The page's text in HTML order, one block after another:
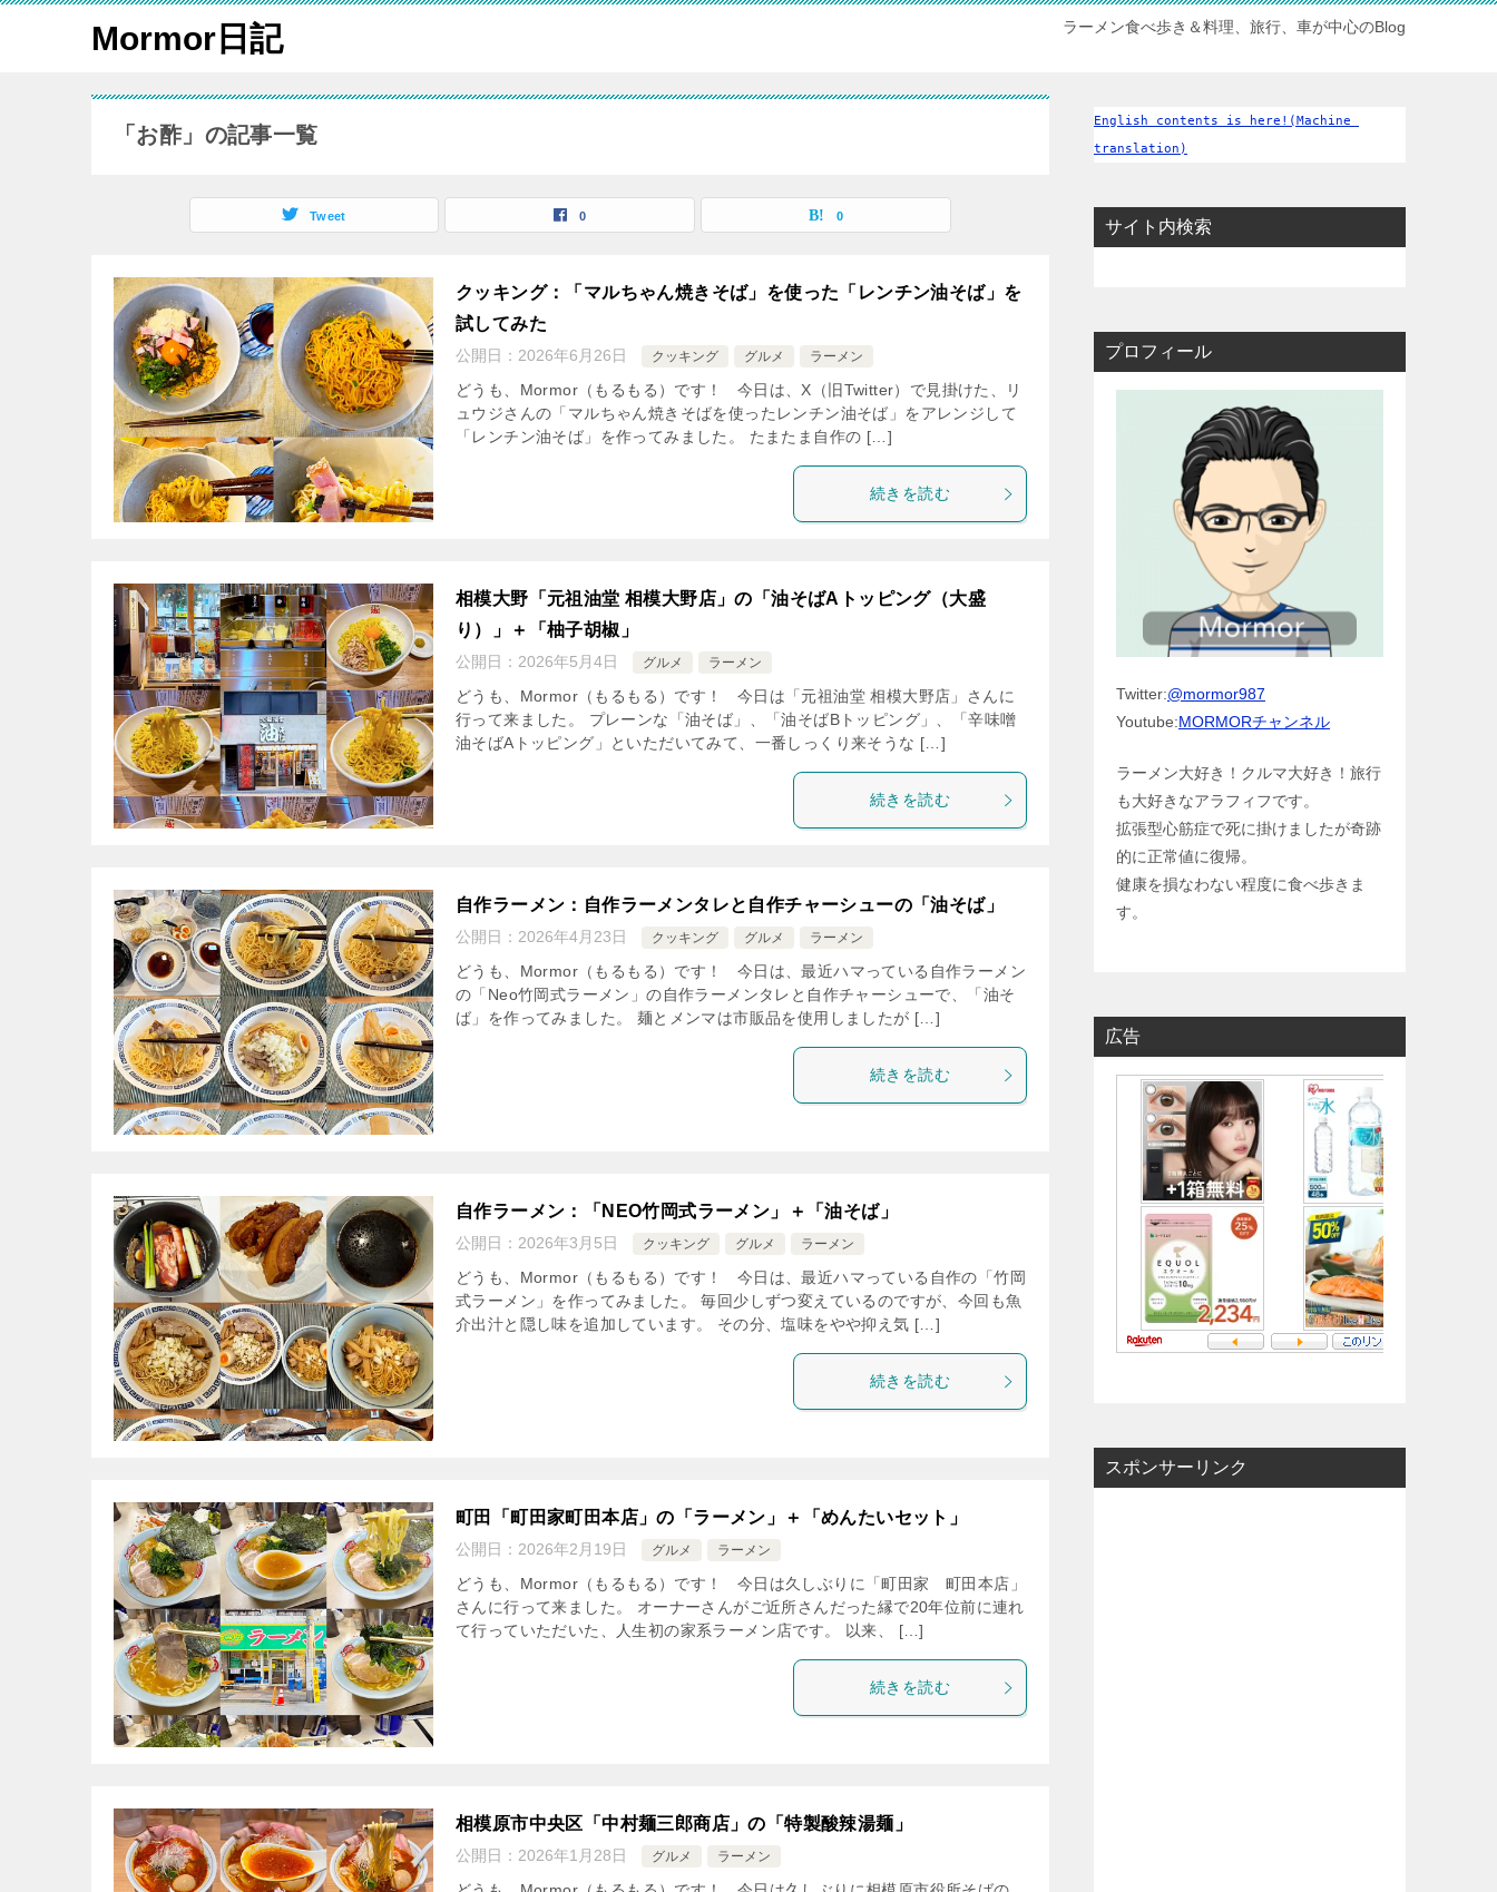
Mormor日記 ラーメン食べ歩き＆料理、旅行、車が中心のBlog
「お酢」の記事一覧
Tweet 0 0
クッキング：「マルちゃん焼きそば」を使った「レンチン油そば」を
試してみた
公開日： 2026年6月26日 クッキング グルメ ラーメン
どうも、Mormor（もるもる）です！ 今日は、X（旧Twitter）で見掛けた、リ
ュウジさんの「マルちゃん焼きそばを使ったレンチン油そば」をアレンジして
「レンチン油そば」を作ってみました。 たまたま自作の […]
続きを読む
相模大野「元祖油堂 相模大野店」の「油そばAトッピング（大盛
り）」＋「柚子胡椒」
公開日： 2026年5月4日 グルメ ラーメン
どうも、Mormor（もるもる）です！ 今日は「元祖油堂 相模大野店」さんに
行って来ました。 プレーンな「油そば」、「油そばBトッピング」、「辛味噌
油そばAトッピング」といただいてみて、一番しっくり来そうな […]
続きを読む
自作ラーメン：自作ラーメンタレと自作チャーシューの「油そば」
公開日： 2026年4月23日 クッキング グルメ ラーメン
どうも、Mormor（もるもる）です！ 今日は、最近ハマっている自作ラーメン
の「Neo竹岡式ラーメン」の自作ラーメンタレと自作チャーシューで、「油そ
ば」を作ってみました。 麺とメンマは市販品を使用しましたが […]
続きを読む
自作ラーメン：「NEO竹岡式ラーメン」＋「油そば」
公開日： 2026年3月5日 クッキング グルメ ラーメン
どうも、Mormor（もるもる）です！ 今日は、最近ハマっている自作の「竹岡
式ラーメン」を作ってみました。 毎回少しずつ変えているのですが、今回も魚
介出汁と隠し味を追加しています。 その分、塩味をやや抑え気 […]
続きを読む
町田「町田家町田本店」の「ラーメン」＋「めんたいセット」
公開日： 2026年2月19日 グルメ ラーメン
どうも、Mormor（もるもる）です！ 今日は久しぶりに「町田家 町田本店」
さんに行って来ました。 オーナーさんがご近所さんだった縁で20年位前に連れ
て行っていただいた、人生初の家系ラーメン店です。 以来、 […]
続きを読む
相模原市中央区「中村麺三郎商店」の「特製酸辣湯麺」
公開日： 2026年1月28日 グルメ ラーメン
English contents is here!(Machine
translation)
サイト内検索
プロフィール
Twitter:@mormor987
Youtube:MORMORチャンネル
ラーメン大好き！クルマ大好き！旅行
も大好きなアラフィフです。
拡張型心筋症で死に掛けましたが奇跡
的に正常値に復帰。
健康を損なわない程度に食べ歩きま
す。
広告
スポンサーリンク